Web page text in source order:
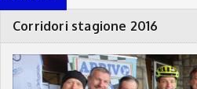
Corridori stagione 2016